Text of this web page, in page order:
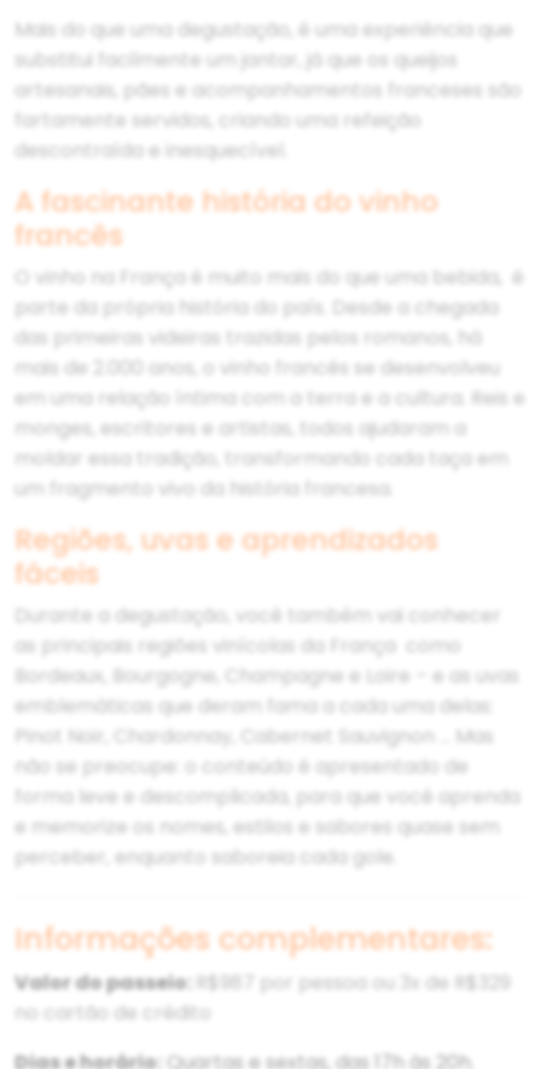
Mais do que uma degustação, é uma experiência que
substitui facilmente um jantar, já que os queijos
artesanais, pães e acompanhamentos franceses são
fartamente servidos, criando uma refeição
descontraída e inesquecível.
A fascinante história do vinho
francês
O vinho na França é muito mais do que uma bebida, é
parte da própria história do país. Desde a chegada
das primeiras videiras trazidas pelos romanos, há
mais de 2.000 anos, o vinho francês se desenvolveu
em uma relação íntima com a terra e a cultura. Reis e
monges, escritores e artistas, todos ajudaram a
moldar essa tradição, transformando cada taça em
um fragmento vivo da história francesa.
Regiões, uvas e aprendizados
fáceis
Durante a degustação, você também vai conhecer
as principais regiões vinícolas da França como
Bordeaux, Bourgogne, Champagne e Loire – e as uvas
emblemáticas que deram fama a cada uma delas:
Pinot Noir, Chardonnay, Cabernet Sauvignon … Mas
não se preocupe: o conteúdo é apresentado de
forma leve e descomplicada, para que você aprenda
e memorize os nomes, estilos e sabores quase sem
perceber, enquanto saboreia cada gole.
Informações complementares:
Valor do passeio: R$987 por pessoa ou 3x de R$329
no cartão de crédito
Dias e horário: Quartas e sextas, das 17h às 20h.